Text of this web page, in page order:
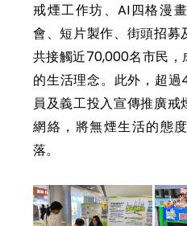
戒煙工作坊、AI四格漫
會、短片製作、街頭招募
共接觸近70,000名市民
的生活理念。此外，超
員及義工投入宣傳推廣
網絡，將無煙生活的態
落。